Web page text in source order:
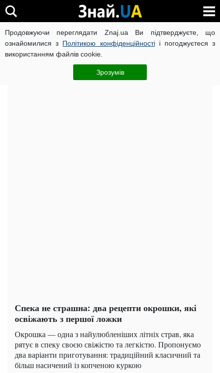
Продовжуючи переглядати Znaj.ua Ви підтверджуєте, що
ознайомилися з Політикою конфіденційностіі погоджуєтеся з
використанням файлів cookie.
Зрозумів
ВІЙНА РОСІЇ ПРОТИ УКРАЇНИ КОРОНАВІРУС В УКРАЇНІ
Рецепти та Кулінарія ЧИТАТЬ НА РУССКОМ
Спека не страшна: два рецепти окрошки, які
освіжають з першої ложки
Окрошка — одна з найулюбленіших літніх страв, яка
рятує в спеку своєю свіжістю та легкістю. Пропонуємо
два варіанти приготування: традиційний класичний та
більш насичений із копченою куркою